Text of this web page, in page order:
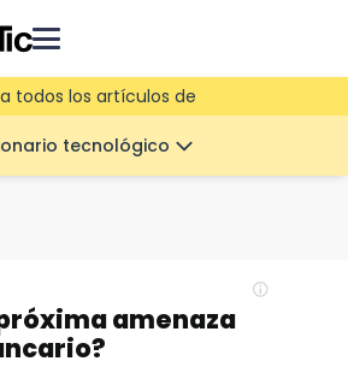
todos los artículos de
tecnológico
amenaza